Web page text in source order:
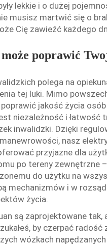
lekkie i o dużej
musisz martwić się o
Cię zawieźć każdego
poprawić
polega na
tej luki. Mimo
jakość życia
niezależność i łatwość
inwalidzki. Dzięki
nasz
przyjazne dla
po tereny zewnętrzne
do użytku na
mechanizmów i w
życia.
są zaprojektowane tak,
by czerpać radość
wózkach